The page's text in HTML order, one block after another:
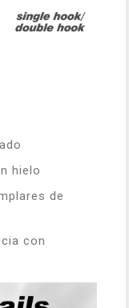
hielo
de
con